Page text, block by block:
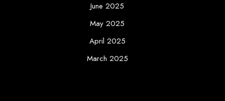
June 2025
May 2025
April 2025
March 2025